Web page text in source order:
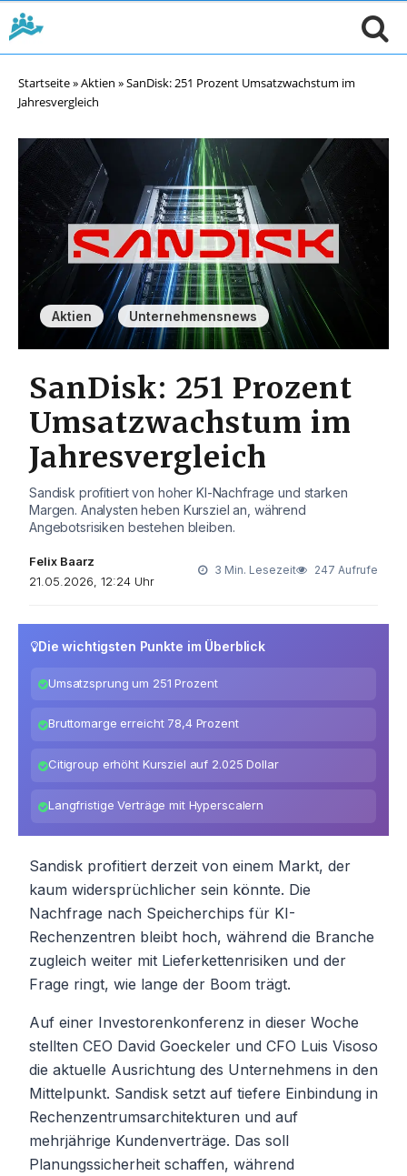
Startseite»Aktien »SanDisk: 251 Prozent Umsatzwachstum im
Jahresvergleich
Aktien , Unternehmensnews
SanDisk: 251 Prozent
Umsatzwachstum im
Jahresvergleich
Sandisk profitiert von hoher KI-Nachfrage und starken
Margen. Analysten heben Kursziel an, während
Angebotsrisiken bestehen bleiben.
Felix Baarz
21.05.2026, 12:24 Uhr
3 Min. Lesezeit 247 Aufrufe
Die wichtigsten Punkte im Überblick
Umsatzsprung um 251 Prozent
Bruttomarge erreicht 78,4 Prozent
Citigroup erhöht Kursziel auf 2.025 Dollar
Langfristige Verträge mit Hyperscalern
Sandisk profitiert derzeit von einem Markt, der
kaum widersprüchlicher sein könnte. Die
Nachfrage nach Speicherchips für KI-
Rechenzentren bleibt hoch, während die Branche
zugleich weiter mit Lieferkettenrisiken und der
Frage ringt, wie lange der Boom trägt.
Auf einer Investorenkonferenz in dieser Woche
stellten CEO David Goeckeler und CFO Luis Visoso
die aktuelle Ausrichtung des Unternehmens in den
Mittelpunkt. Sandisk setzt auf tiefere Einbindung in
Rechenzentrumsarchitekturen und auf
mehrjährige Kundenverträge. Das soll
Planungssicherheit schaffen, während